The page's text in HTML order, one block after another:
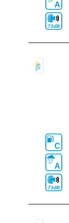
A
73dB
C
A
73dB